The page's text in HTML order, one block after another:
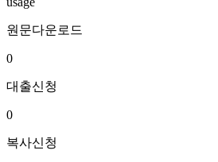
원문다운로드
0
대출신청
0
복사신청